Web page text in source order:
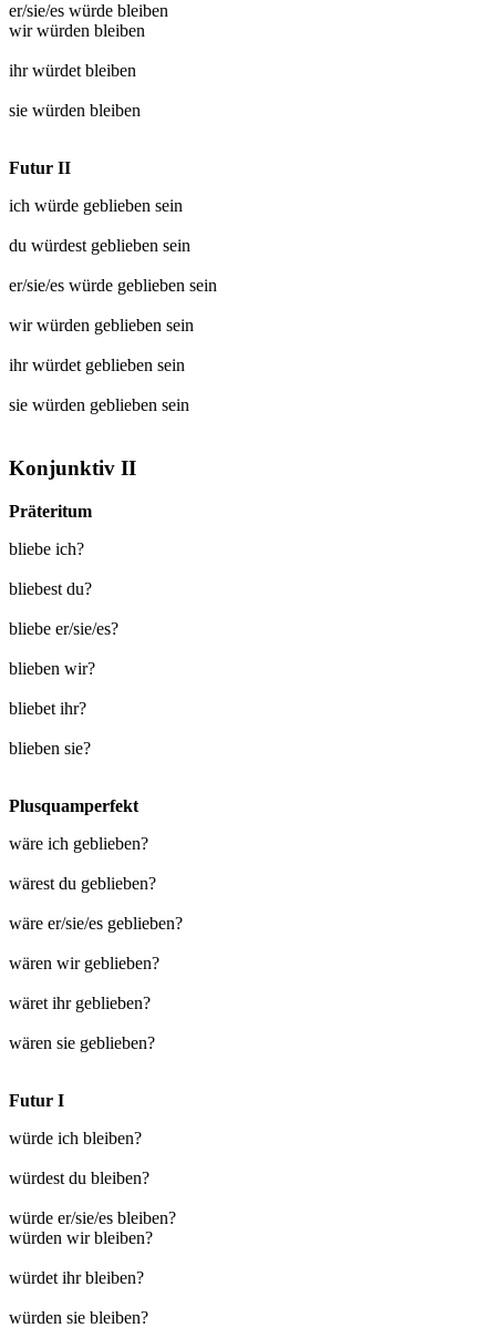
er/sie/es würde bleiben
wir würden bleiben
ihr würdet bleiben
sie würden bleiben
Futur II
ich würde geblieben sein
du würdest geblieben sein
er/sie/es würde geblieben sein
wir würden geblieben sein
ihr würdet geblieben sein
sie würden geblieben sein
Konjunktiv II
Präteritum
bliebe ich?
bliebest du?
bliebe er/sie/es?
blieben wir?
bliebet ihr?
blieben sie?
Plusquamperfekt
wäre ich geblieben?
wärest du geblieben?
wäre er/sie/es geblieben?
wären wir geblieben?
wäret ihr geblieben?
wären sie geblieben?
Futur I
würde ich bleiben?
würdest du bleiben?
würde er/sie/es bleiben?
würden wir bleiben?
würdet ihr bleiben?
würden sie bleiben?